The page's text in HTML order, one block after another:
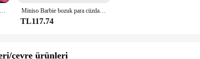
2024 yeni giyim seti/şeker rengi 30 cm bebek üst etek pantolon elbise takım elbise kıyafeti 1/6 Xinyi FR ST blythe OB Barbie Bebek Miniso Barbie bozuk para cüzdanı Tote anahtarlık takı anahtar halka kolye büyük kapasiteli kart çantası Charms yaratıcı sevimli moda Barbie hediye
TL117.74
çevre ürünleri